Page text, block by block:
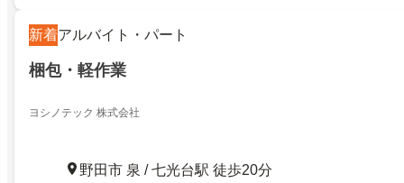
新着アルバイト・パート
梱包・軽作業
ヨシノテック 株式会社
野田市 泉 / 七光台駅 徒歩20分